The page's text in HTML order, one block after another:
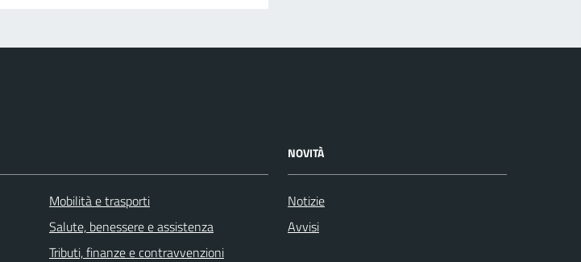
Mobilità e trasporti
Salute, benessere e assistenza
Tributi, finanze e contravvenzioni
NOVITÀ
Notizie
Avvisi